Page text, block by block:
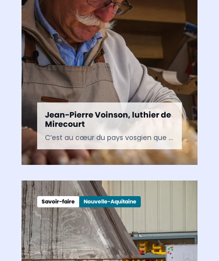
Jean-Pierre Voinson, luthier de
Mirecourt
C’est au cœur du pays vosgien que se cache la petite ville de Mirecourt. À peine cinq mille âmes, mais une réputation de capitale pour les musiciens. Mirecourt ? C’est…
Savoir-faire Nouvelle-Aquitaine